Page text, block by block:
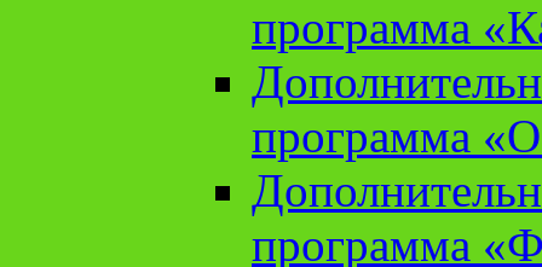
программа
программа
программа